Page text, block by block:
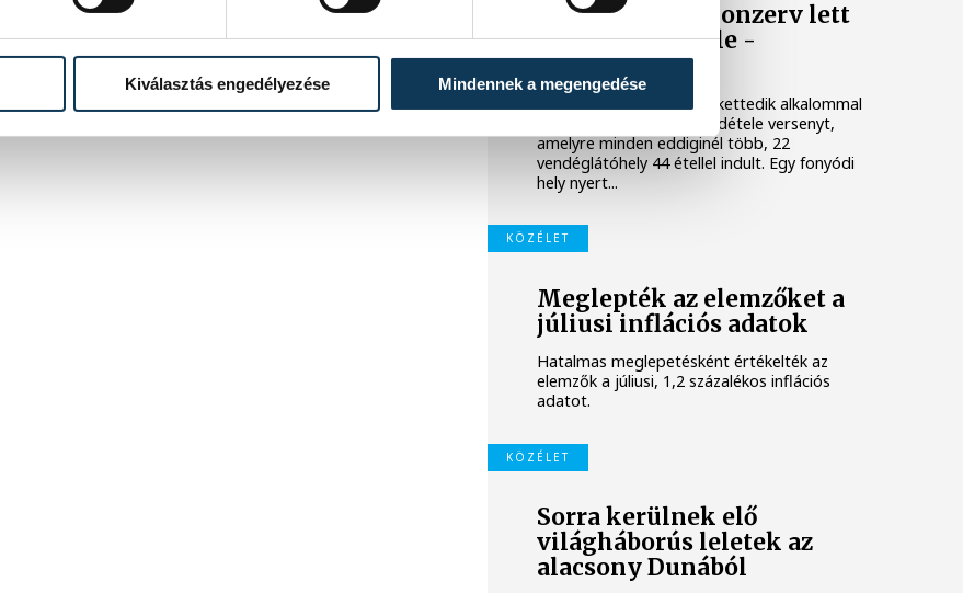
Kiválasztás engedélyezése Mindennek a megengedése
Egy furcsa halkonzerv lett
az Év Strandétele -
mutatjuk!
A Balatoni Kör idén tizenkettedik alkalommal
hirdette meg az év strandétele versenyt,
amelyre minden eddiginél több, 22
vendéglátóhely 44 étellel indult. Egy fonyódi
hely nyert...
KÖZÉLET
Meglepték az elemzőket a
júliusi inflációs adatok
Hatalmas meglepetésként értékelték az
elemzők a júliusi, 1,2 százalékos inflációs
adatot.
KÖZÉLET
Sorra kerülnek elő
világháborús leletek az
alacsony Dunából